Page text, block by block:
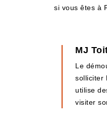
si vous êtes à
MJ
Le
solliciter
utilise
visiter